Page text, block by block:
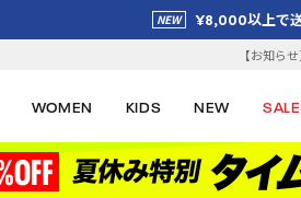
¥8,000以上で
【お知ら
WOMEN KIDS NEW SALE